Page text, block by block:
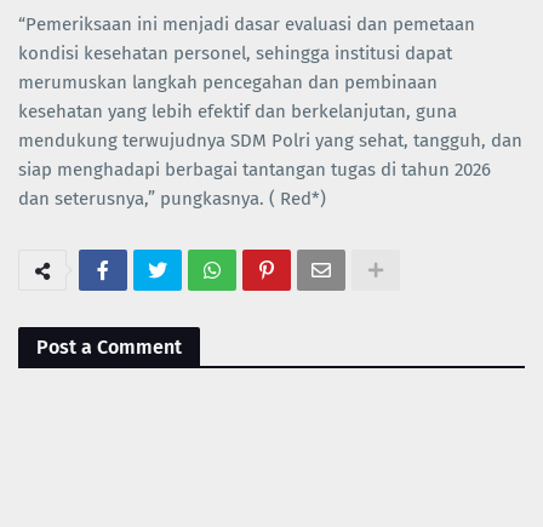
“Pemeriksaan ini menjadi dasar evaluasi dan pemetaan
kondisi kesehatan personel, sehingga institusi dapat
merumuskan langkah pencegahan dan pembinaan
kesehatan yang lebih efektif dan berkelanjutan, guna
mendukung terwujudnya SDM Polri yang sehat, tangguh, dan
siap menghadapi berbagai tantangan tugas di tahun 2026
dan seterusnya,” pungkasnya. ( Red*)
Post a Comment